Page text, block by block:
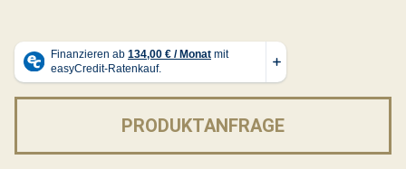
PRODUKTANFRAGE